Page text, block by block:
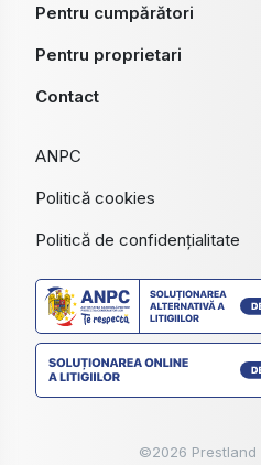
Pentru cumpărători
Pentru proprietari
Contact
ANPC
Politică cookies
Politică de confidențialitate
©2026 Prestland